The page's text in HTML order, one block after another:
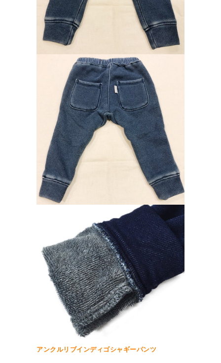
アンクルリブインディゴシャギーパンツ